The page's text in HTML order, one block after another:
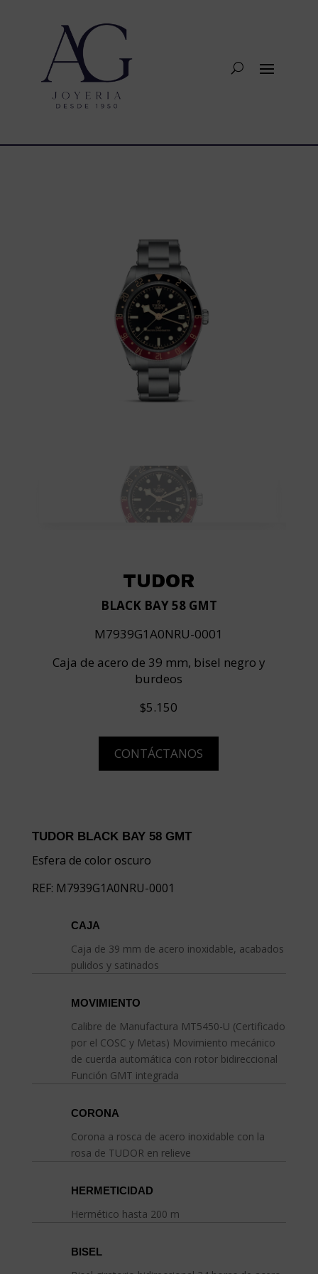
TUDOR
BLACK BAY 58 GMT
M7939G1A0NRU-0001
Caja de acero de 39 mm, bisel negro y
burdeos
$5.150
CONTÁCTANOS
TUDOR BLACK BAY 58 GMT
Esfera de color oscuro
REF: M7939G1A0NRU-0001
CAJA
Caja de 39 mm de acero inoxidable, acabados
pulidos y satinados
MOVIMIENTO
Calibre de Manufactura MT5450-U (Certificado
por el COSC y Metas) Movimiento mecánico
de cuerda automática con rotor bidireccional
Función GMT integrada
CORONA
Corona a rosca de acero inoxidable con la
rosa de TUDOR en relieve
HERMETICIDAD
Hermético hasta 200 m
BISEL